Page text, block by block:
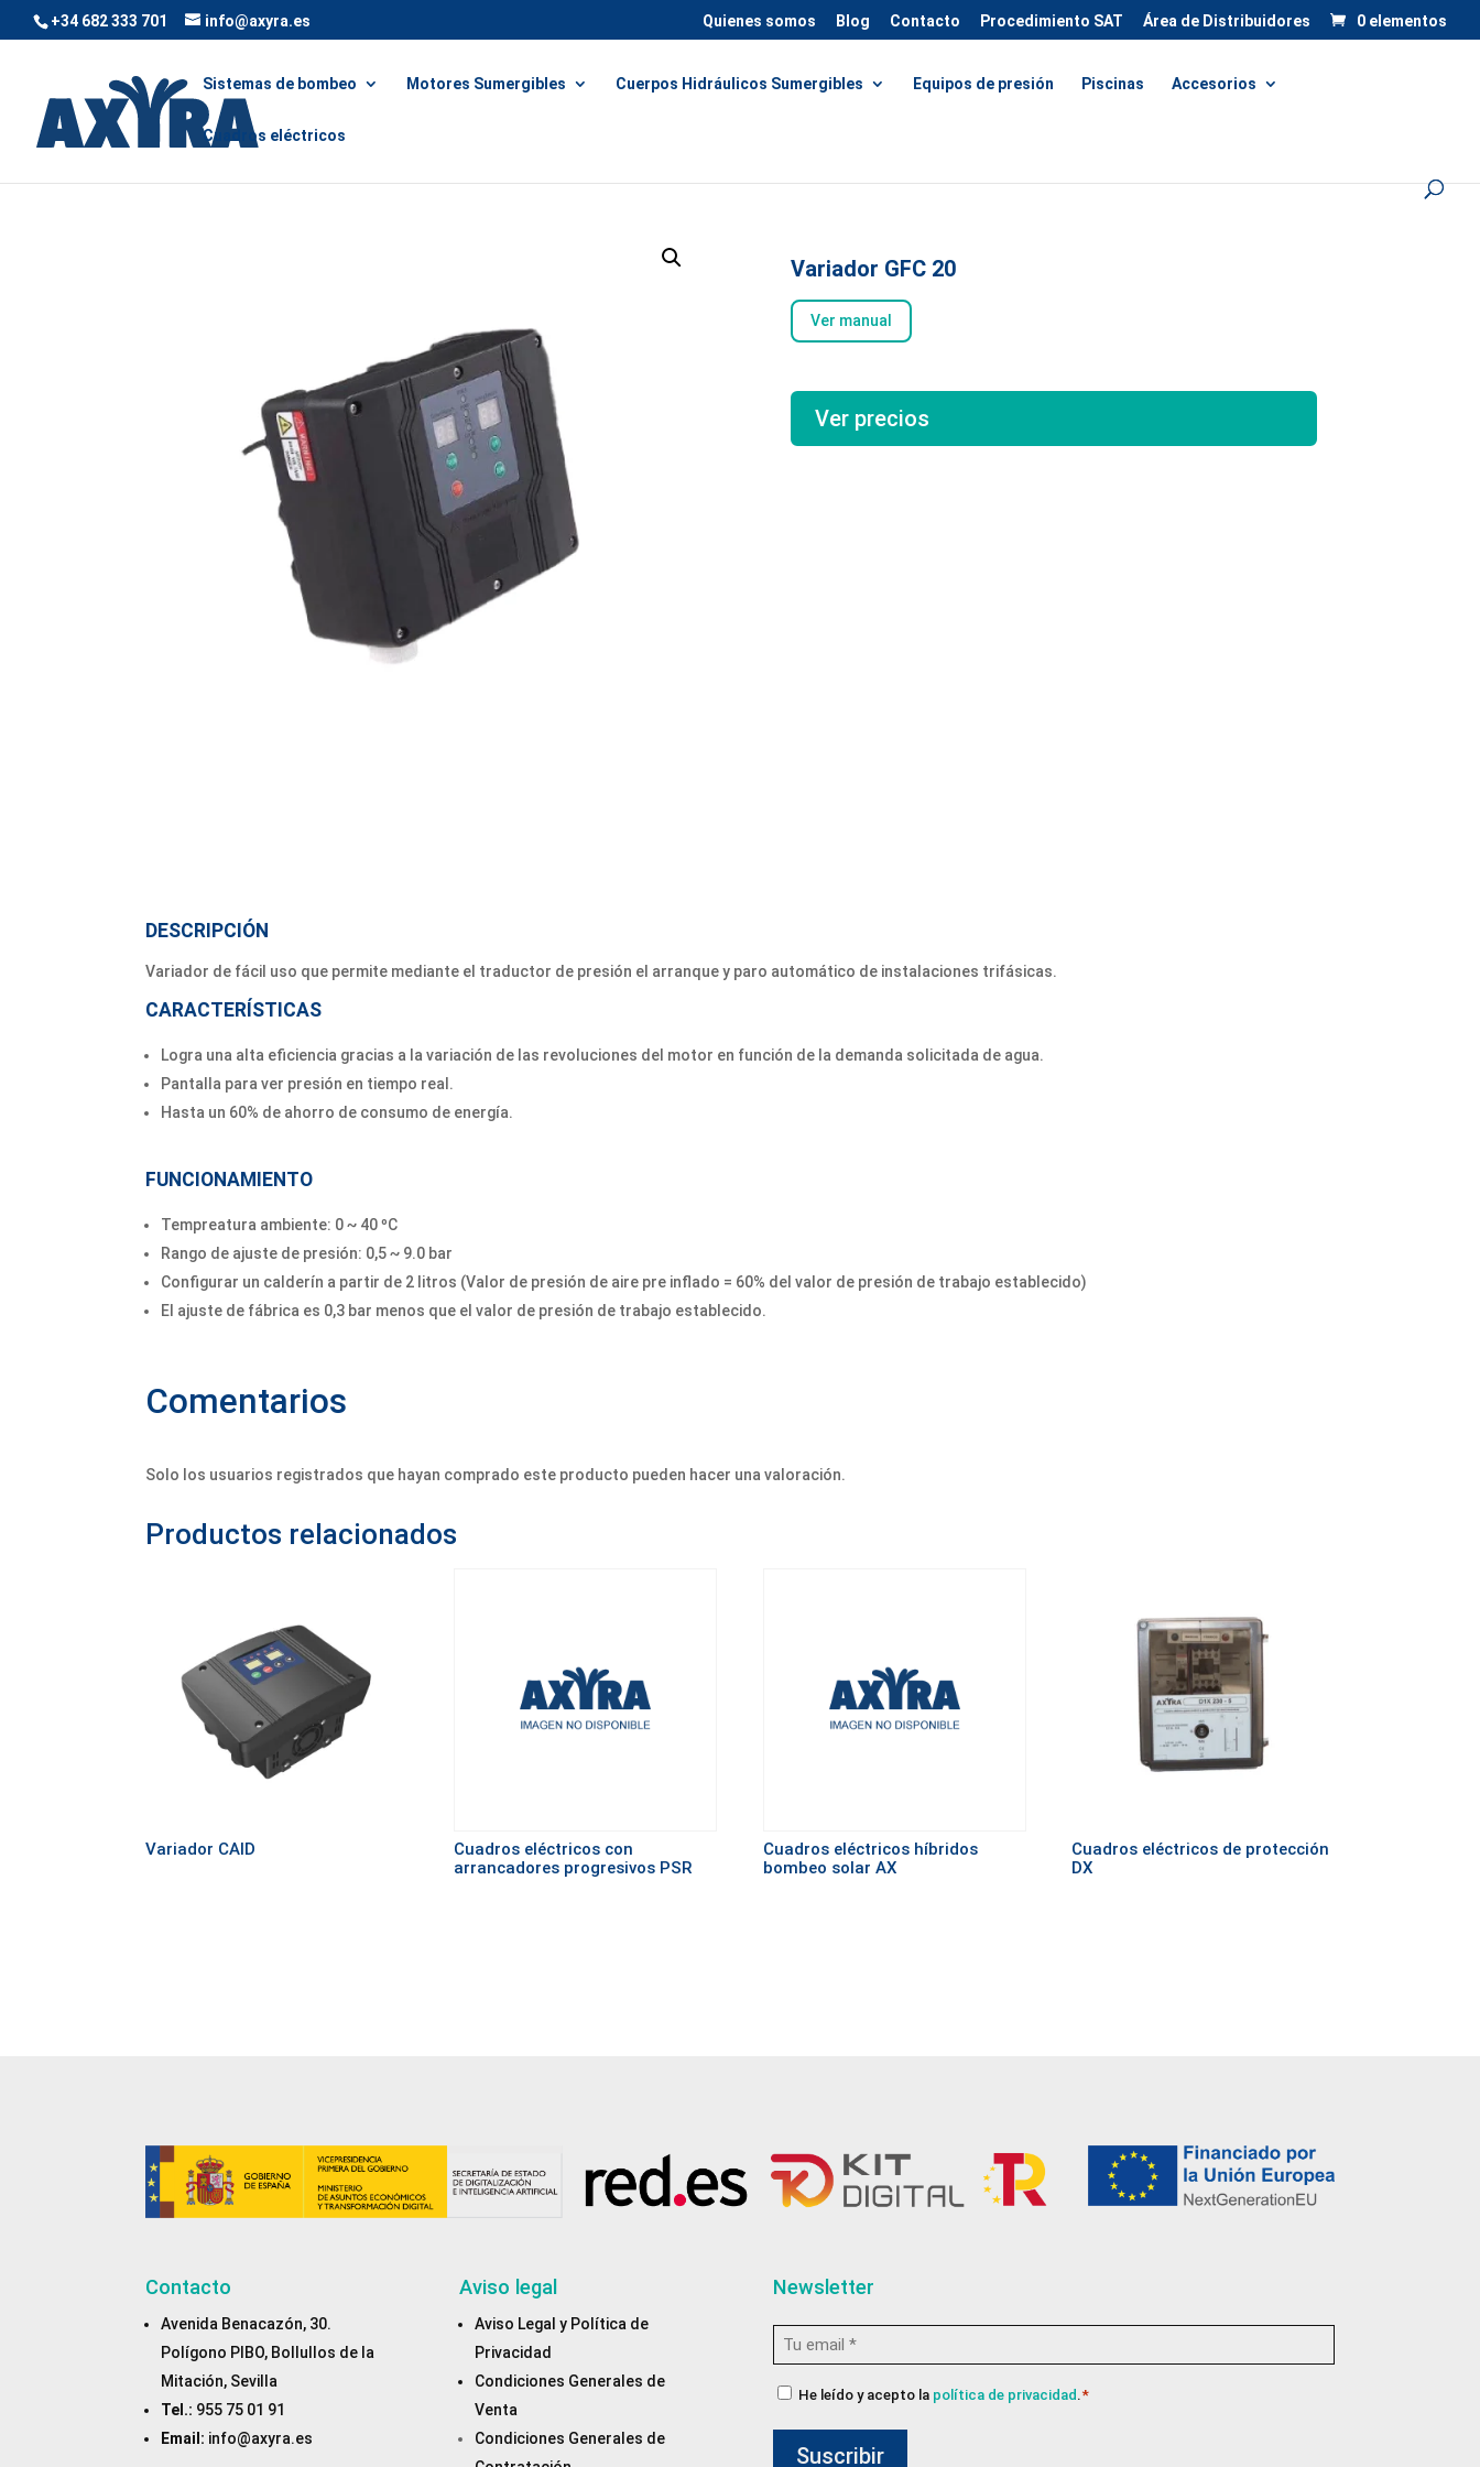
+34 682 333 701 info@axyra.es Quienes somos Blog Contacto Procedimiento SAT Área de Distribuidores 0 elementos
Sistemas de bombeo Motores Sumergibles Cuerpos Hidráulicos Sumergibles Equipos de presión Piscinas Accesorios
Cuadros eléctricos
Variador GFC 20
Ver manual
Ver precios
DESCRIPCIÓN
Variador de fácil uso que permite mediante el traductor de presión el arranque y paro automático de instalaciones trifásicas.
CARACTERÍSTICAS
Logra una alta eficiencia gracias a la variación de las revoluciones del motor en función de la demanda solicitada de agua.
Pantalla para ver presión en tiempo real.
Hasta un 60% de ahorro de consumo de energía.
FUNCIONAMIENTO
Tempreatura ambiente: 0 ~ 40 ºC
Rango de ajuste de presión: 0,5 ~ 9.0 bar
Configurar un calderín a partir de 2 litros (Valor de presión de aire pre inflado = 60% del valor de presión de trabajo establecido)
El ajuste de fábrica es 0,3 bar menos que el valor de presión de trabajo establecido.
Comentarios
Solo los usuarios registrados que hayan comprado este producto pueden hacer una valoración.
Productos relacionados
Variador CAID
Cuadros eléctricos con
arrancadores progresivos PSR
Cuadros eléctricos híbridos
bombeo solar AX
Cuadros eléctricos de protección
DX
Contacto
Avenida Benacazón, 30.
Polígono PIBO, Bollullos de la
Mitación, Sevilla
Tel.: 955 75 01 91
Email: info@axyra.es
Aviso legal
Aviso Legal y Política de
Privacidad
Condiciones Generales de
Venta
Condiciones Generales de
Newsletter
Email
*
Consentimiento
He leído y acepto la política de privacidad .*